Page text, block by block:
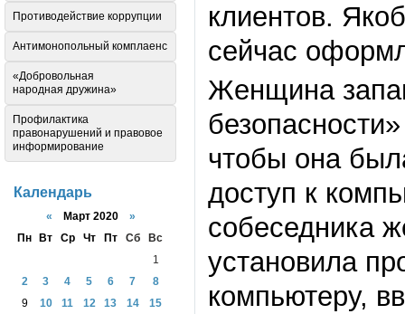
клиентов.
сейчас
Женщина
чтобы она
доступ к
собеседника
установила
компьютеру,
Противодействие коррупции
Антимонопольный комплаенс
«Добровольная
народная дружина»
Профилактика
правонарушений и правовое
информирование
Календарь
« Март 2020 »
Пн
Вт Ср Чт Пт Сб
Вс
1
2
3 4 5 6 7
8
9
10 11 12 13 14
15